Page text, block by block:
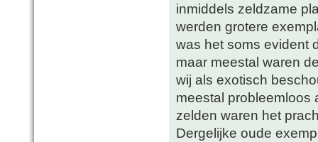
inmiddels zeldzame
werden grotere
was het soms evident
maar meestal waren
wij als exotisch
meestal probleemloos
zelden waren het
Dergelijke oude